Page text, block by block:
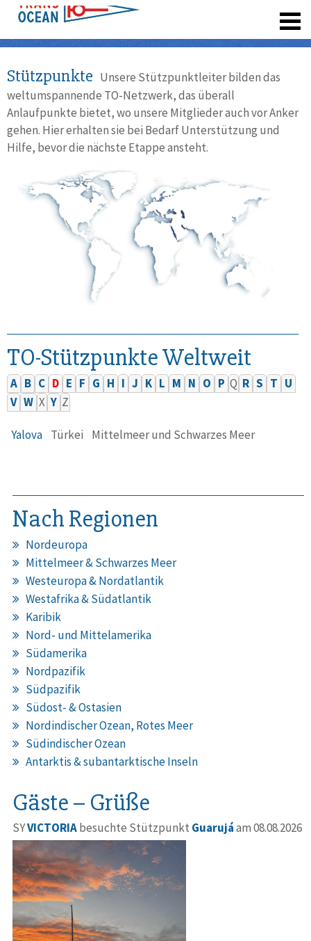
Stützpunkte Unsere Stützpunktleiter bilden das
weltumspannende TO-Netzwerk, das überall
Anlaufpunkte bietet, wo unsere Mitglieder auch vor Anker
gehen. Hier erhalten sie bei Bedarf Unterstützung und
Hilfe, bevor die nächste Etappe ansteht.
TO-Stützpunkte Weltweit
A B C D E F G H I J K L M N O P Q R S T U
V W X Y Z
Yalova Türkei Mittelmeer und Schwarzes Meer
Nach Regionen
Nordeuropa
Mittelmeer & Schwarzes Meer
Westeuropa & Nordatlantik
Westafrika & Südatlantik
Karibik
Nord- und Mittelamerika
Südamerika
Nordpazifik
Südpazifik
Südost- & Ostasien
Nordindischer Ozean, Rotes Meer
Südindischer Ozean
Antarktis & subantarktische Inseln
Gäste – Grüße
SYVICTORIAbesuchte Stützpunkt Guarujáam 08.08.2026